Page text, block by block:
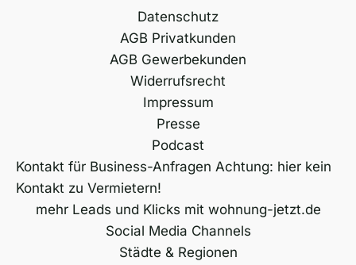
Datenschutz
AGB Privatkunden
AGB Gewerbekunden
Widerrufsrecht
Impressum
Presse
Podcast
Kontakt für Business-Anfragen Achtung: hier kein
Kontakt zu Vermietern!
mehr Leads und Klicks mit wohnung-jetzt.de
Social Media Channels
Städte & Regionen